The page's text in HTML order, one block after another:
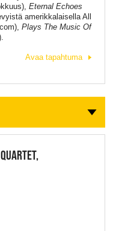
Eternal Echoes
amerikkalaisella All
Plays The Music Of
Avaa tapahtuma